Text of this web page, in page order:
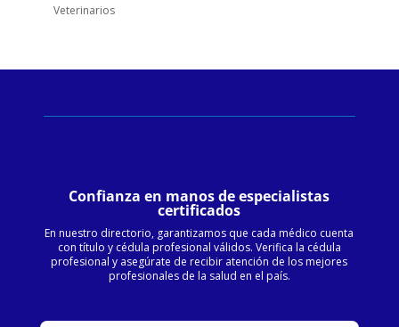
Veterinarios
Confianza en manos de especialistas
certificados
En nuestro directorio, garantizamos que cada médico cuenta
con título y cédula profesional válidos. Verifica la cédula
profesional y asegúrate de recibir atención de los mejores
profesionales de la salud en el país.